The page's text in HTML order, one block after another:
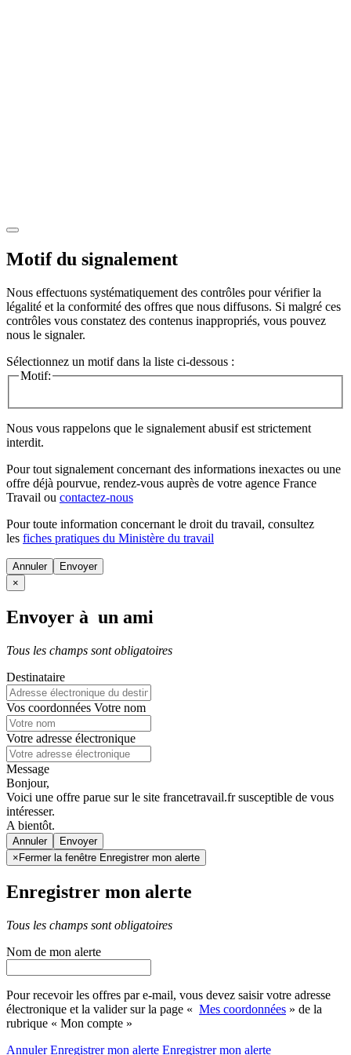
Motif du signalement
Nous effectuons systématiquement des contrôles pour vérifier la
légalité et la conformité des offres que nous diffusons. Si malgré ces
contrôles vous constatez des contenus inappropriés, vous pouvez
nous le signaler.
Sélectionnez un motif dans la liste ci-dessous :
Motif:
Nous vous rappelons que le signalement abusif est strictement
interdit.
Pour tout signalement concernant des informations inexactes ou une
offre déjà pourvue, rendez-vous auprès de votre agence France
Travail ou contactez-nous
Pour toute information concernant le droit du travail, consultez
les fiches pratiques du Ministère du travail
Annuler
×
Envoyer à un ami
Tous les champs sont obligatoires
Destinataire
Vos coordonnées Votre nom
Votre adresse électronique
Message
Bonjour,
Voici une offre parue sur le site francetravail.fr susceptible de vous
intéresser.
A bientôt.
Annuler
× Fermer la fenêtre Enregistrer mon alerte
Enregistrer mon alerte
Tous les champs sont obligatoires
Nom de mon alerte
Pour recevoir les offres par e-mail, vous devez saisir votre adresse
électronique et la valider sur la page « Mes coordonnées » de la
rubrique « Mon compte »
AnnulerEnregistrer mon alerte Enregistrermon alerte